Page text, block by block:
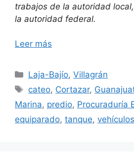
trabajos de la autoridad
la autoridad federal.
Leer más
Categorías
Laja-Bajío,Villagrán
Etiquetas
cateo, Cortazar,
Marina, predio, Procuraduría
equiparado, tanque, vehículos